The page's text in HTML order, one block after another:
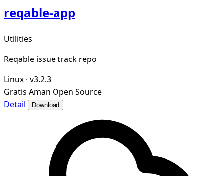
reqable-app
Utilities
Reqable issue track repo
Linux · v3.2.3
Gratis Aman Open Source
Detail
Download